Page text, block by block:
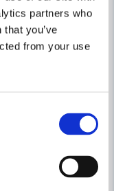
partners who
you’ve
from your use
Avrundningsfräs
ifrån leverantör ca